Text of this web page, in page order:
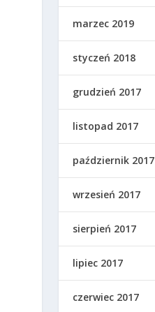
marzec 2019
styczeń 2018
grudzień 2017
listopad 2017
październik 2017
wrzesień 2017
sierpień 2017
lipiec 2017
czerwiec 2017